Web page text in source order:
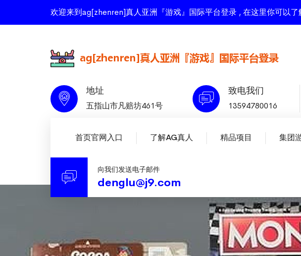
欢迎来到ag[zhenren]真人亚洲『游戏』国际平台登录 , 在这里你可以
地址
五指山市凡赔坊461号
致电我们
13594780016
首页官网入口 了解AG真人 精品项目 集团
向我们发送电子邮件
denglu@j9.com